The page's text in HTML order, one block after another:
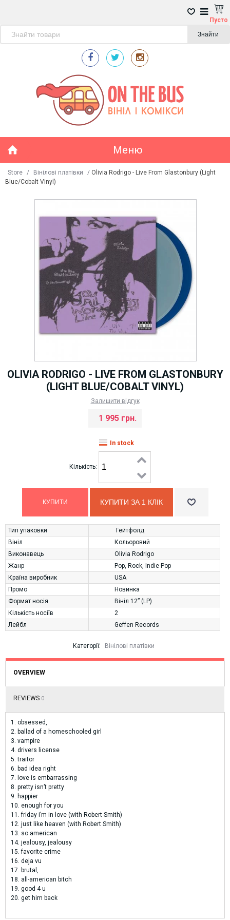
Пусто
Знайти
Меню
Store / Вінілові платівки / Olivia Rodrigo - Live From Glastonbury (Light
Blue/Cobalt Vinyl)
OLIVIA RODRIGO - LIVE FROM GLASTONBURY
(LIGHT BLUE/COBALT VINYL)
Залишити відгук
1 995 грн.
In stock
Кількість:
КУПИТИ ЗА 1 КЛIК
Тип упаковки
Гейтфолд
Вініл
Кольоровий
Виконавець
Olivia Rodrigo
Жанр
Pop Rock Indie Pop
Країна виробник
USA
Промо
Новинка
Формат носія
Вініл 12” (LP)
Кількість носіїв
2
Лейбл
Geffen Records
Категорії: Вінілові платівки
OVERVIEW
REVIEWS 0
1. obsessed,
2. ballad of a homeschooled girl
3. vampire
4. drivers license
5. traitor
6. bad idea right
7. love is embarrassing
8. pretty isn’t pretty
9. happier
10. enough for you
11. friday i’m in love (with Robert Smith)
12. just like heaven (with Robert Smith)
13. so american
14. jealousy, jealousy
15. favorite crime
16. deja vu
17. brutal,
18. all-american bitch
19. good 4 u
20. get him back